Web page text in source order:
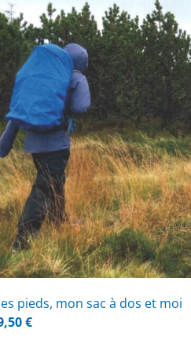
pieds, mon sac à dos et moi
€